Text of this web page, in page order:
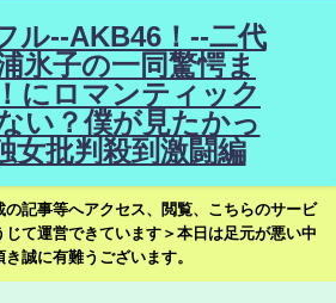
ル--AKB46！--二代
氷子の一同驚愕ま
にロマンティック
い？僕が見たかっ
女批判殺到激闘編
の記事等へアクセス、閲覧、こちらのサービ
じて運営できています＞本日は足元が悪い中
き誠に有難うございます。